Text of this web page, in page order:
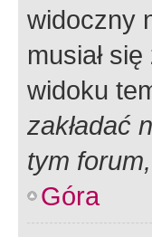
widoczny
musiał
widoku
zakładać
tym
Góra